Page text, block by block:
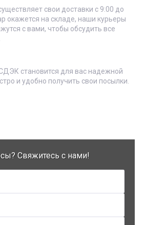
свои доставки с 9:00 до
окажется на складе, наши курьеры
с вами, чтобы обсудить все
становится для вас надежной
и удобно получить свои посылки.
Свяжитесь с нами!